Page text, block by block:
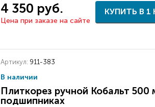
4 350 руб.
Цена при заказе на сайте
КУПИТЬ В 1
Артикул: 911-383
В наличии
Плиткорез ручной Кобальт 500
подшипниках